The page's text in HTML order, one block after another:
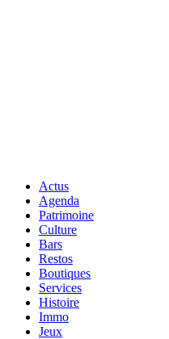
Actus
Agenda
Patrimoine
Culture
Bars
Restos
Boutiques
Services
Histoire
Immo
Jeux